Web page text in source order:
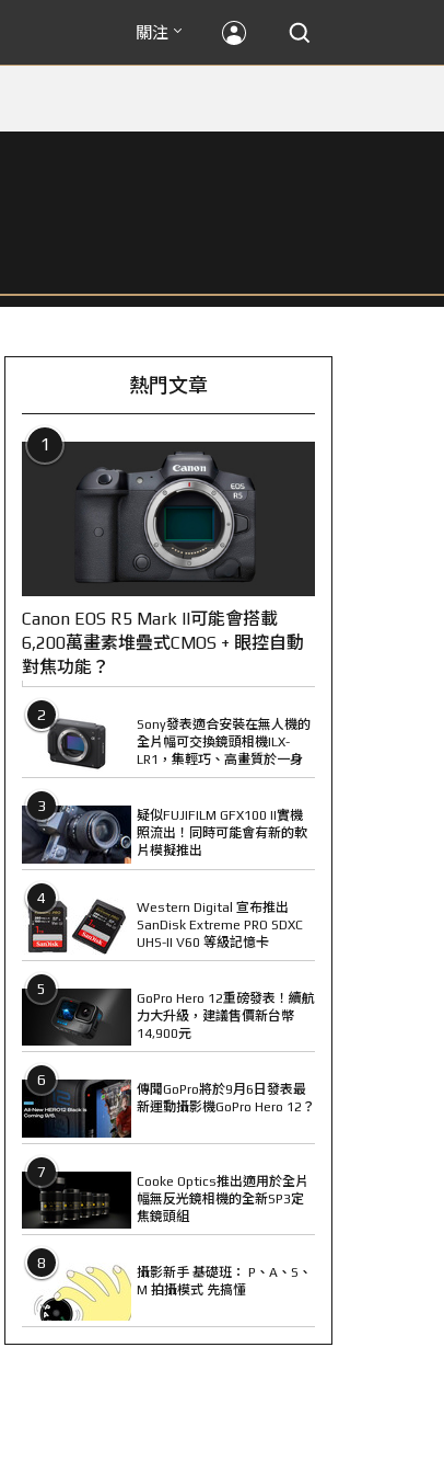
關注
熱門文章
1
Canon EOS R5 Mark II可能會搭載
6,200萬畫素堆疊式CMOS + 眼控自動
對焦功能？
2
Sony發表適合安裝在無人機的
全片幅可交換鏡頭相機ILX-
LR1，集輕巧、高畫質於一身
3
疑似FUJIFILM GFX100 II實機
照流出！同時可能會有新的軟
片模擬推出
4
Western Digital 宣布推出
SanDisk Extreme PRO SDXC
UHS-II V60 等級記憶卡
5
GoPro Hero 12重磅發表！續航
力大升級，建議售價新台幣
14,900元
6
傳聞GoPro將於9月6日發表最
新運動攝影機GoPro Hero 12？
7
Cooke Optics推出適用於全片
幅無反光鏡相機的全新SP3定
焦鏡頭組
8
攝影新手 基礎班： P、A、S、
M 拍攝模式 先搞懂